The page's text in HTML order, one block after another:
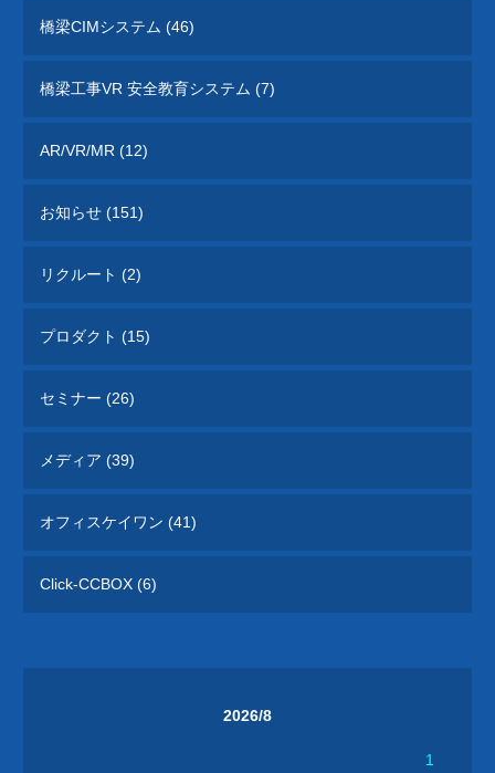
するプロジェクト」をご紹介しています。
橋梁CIMシステム (46)
橋梁工事VR 安全教育システム (7)
AR/VR/MR (12)
お知らせ (151)
リクルート (2)
プロダクト (15)
セミナー (26)
メディア (39)
オフィスケイワン (41)
Click-CCBOX (6)
2026/8
1